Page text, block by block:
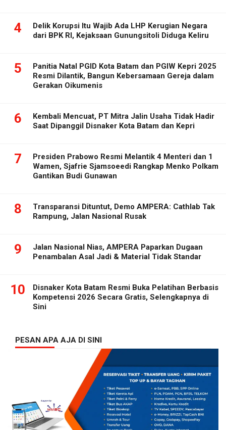
4
Delik Korupsi Itu Wajib Ada LHP Kerugian Negara
dari BPK RI, Kejaksaan Gunungsitoli Diduga Keliru
5
Panitia Natal PGID Kota Batam dan PGIW Kepri 2025
Resmi Dilantik, Bangun Kebersamaan Gereja dalam
Gerakan Oikumenis
6
Kembali Mencuat, PT Mitra Jalin Usaha Tidak Hadir
Saat Dipanggil Disnaker Kota Batam dan Kepri
7
Presiden Prabowo Resmi Melantik 4 Menteri dan 1
Wamen, Sjafrie Sjamsoeedi Rangkap Menko Polkam
Gantikan Budi Gunawan
8
Transparansi Dituntut, Demo AMPERA: Cathlab Tak
Rampung, Jalan Nasional Rusak
9
Jalan Nasional Nias, AMPERA Paparkan Dugaan
Penambalan Asal Jadi & Material Tidak Standar
10
Disnaker Kota Batam Resmi Buka Pelatihan Berbasis
Kompetensi 2026 Secara Gratis, Selengkapnya di
Sini
PESAN APA AJA DI SINI